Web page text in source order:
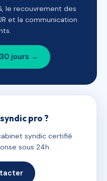
le recouvrement des
et la communication
jours →
pro ?
syndic certifié
sous 24h.